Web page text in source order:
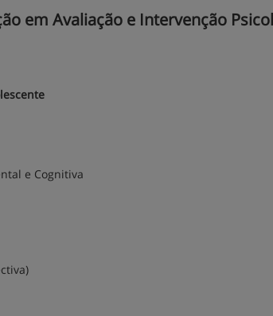
em Avaliação e Intervenção
e Cognitiva